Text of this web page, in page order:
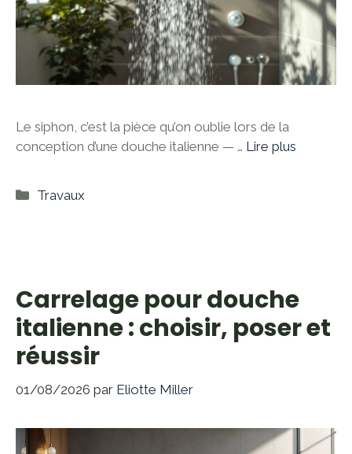
Le siphon, c’est la pièce qu’on oublie lors de la
conception d’une douche italienne — … Lire plus
Catégories
Travaux
Carrelage pour douche
italienne : choisir, poser et
réussir
01/08/2026 par Eliotte Miller